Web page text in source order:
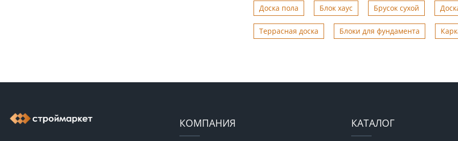
Доска пола Блок хаус Брусок сухой
Террасная доска Блоки для фундамента
КОМПАНИЯ КАТАЛОГ